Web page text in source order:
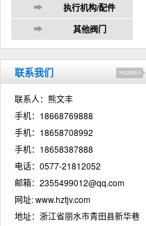
执行机构/配件
其他阀门
联系我们
联系人：熊文丰
手机：18668769888
手机：18658708992
手机：18658387888
电话：0577-21812052
邮箱： 2355499012@qq.com
网址:www.hztjv.com
地址：浙江省丽水市青田县新华巷